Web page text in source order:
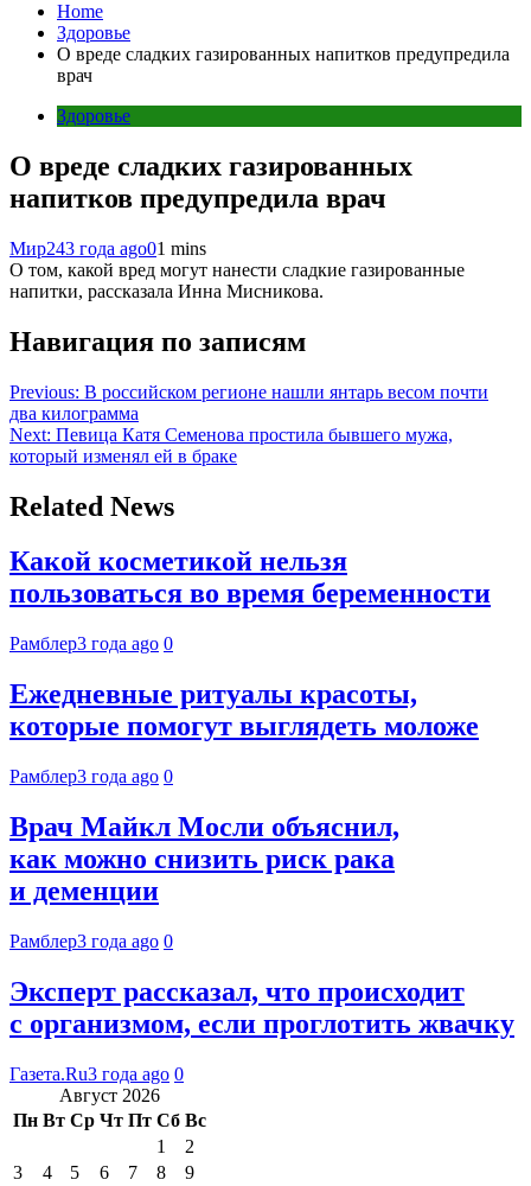
Home
Здоровье
О вреде сладких газированных напитков предупредила
врач
Здоровье
О вреде сладких газированных
напитков предупредила врач
Мир243 года ago01 mins
О том, какой вред могут нанести сладкие газированные
напитки, рассказала Инна Мисникова.
Навигация по записям
Previous: В российском регионе нашли янтарь весом почти
два килограмма
Next: Певица Катя Семенова простила бывшего мужа,
который изменял ей в браке
Related News
Какой косметикой нельзя
пользоваться во время беременности
Рамблер3 года ago 0
Ежедневные ритуалы красоты,
которые помогут выглядеть моложе
Рамблер3 года ago 0
Врач Майкл Мосли объяснил,
как можно снизить риск рака
и деменции
Рамблер3 года ago 0
Эксперт рассказал, что происходит
с организмом, если проглотить жвачку
Газета.Ru3 года ago 0
Август 2026
Пн Вт Ср Чт Пт Сб Вс
1
2
3
4 5 6 7 8
9